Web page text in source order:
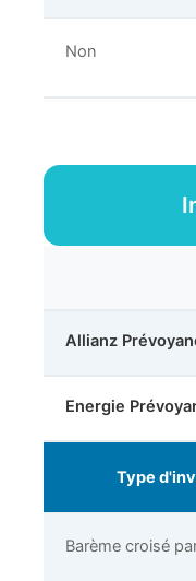
Non
Allianz
Energie
Type
Barème croisé